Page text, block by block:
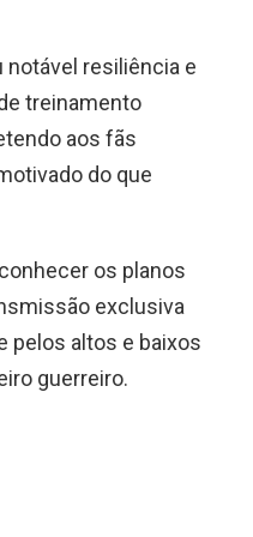
resiliência e
treinamento
aos fãs
do que
os planos
exclusiva
pelos altos e baixos
guerreiro.